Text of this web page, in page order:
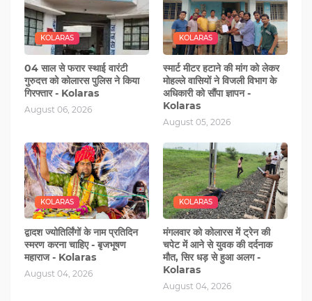
KOLARAS
04 साल से फरार स्थाई वारंटी
गुरुदत्त को कोलारस पुलिस ने किया
गिरफ्तार - Kolaras
August 06, 2026
KOLARAS
स्मार्ट मीटर हटाने की मांग को लेकर
मोहल्‍ले वासियों ने विजली विभाग के
अधिकारी को सौंंपा ज्ञापन -
Kolaras
August 05, 2026
KOLARAS
द्वादश ज्योतिर्लिंगों के नाम प्रतिदिन
स्मरण करना चाहिए - बृजभूषण
महाराज - Kolaras
August 04, 2026
KOLARAS
मंगलवार को कोलारस में ट्रेन की
चपेट में आने से युवक की दर्दनाक
मौत, सिर धड़ से हुआ अलग -
Kolaras
August 04, 2026